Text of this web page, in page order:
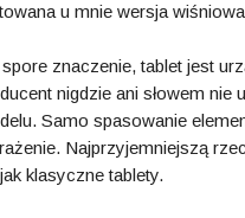
u mnie wersja
znaczenie, tablet jest
nigdzie ani słowem
Samo spasowanie
Najprzyjemniejszą
klasyczne tablety.